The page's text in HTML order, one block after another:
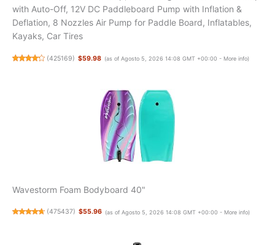
with Auto-Off, 12V DC Paddleboard Pump with Inflation &
Deflation, 8 Nozzles Air Pump for Paddle Board, Inflatables,
Kayaks, Car Tires
(425169) $59.98 (as of Agosto 5, 2026 14:08 GMT +00:00 - More info)
Wavestorm Foam Bodyboard 40"
(475437) $55.96 (as of Agosto 5, 2026 14:08 GMT +00:00 - More info)